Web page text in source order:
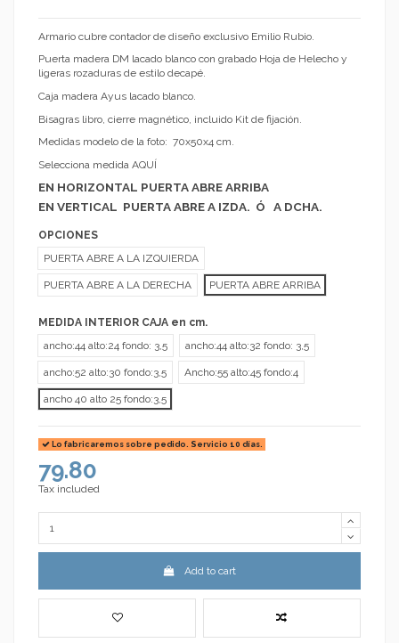
Armario cubre contador de diseño exclusivo Emilio Rubio.
Puerta madera DM lacado blanco con grabado Hoja de Helecho y
ligeras rozaduras de estilo decapé.
Caja madera Ayus lacado blanco.
Bisagras libro, cierre magnético, incluido Kit de fijación.
Medidas modelo de la foto: 70x50x4 cm.
Selecciona medida AQUÍ
EN HORIZONTAL PUERTA ABRE ARRIBA
EN VERTICAL PUERTA ABRE A IZDA. Ó A DCHA.
OPCIONES
PUERTA ABRE A LA IZQUIERDA
PUERTA ABRE A LA DERECHA PUERTA ABRE ARRIBA
MEDIDA INTERIOR CAJA en cm.
ancho:44 alto:24 fondo: 3,5
ancho:44 alto:32 fondo: 3,5
ancho:52 alto:30 fondo:3,5 Ancho:55 alto:45 fondo:4
ancho 40 alto 25 fondo:3,5
Lo fabricaremos sobre pedido. Servicio 10 días.
79.80
Tax included
Add to cart